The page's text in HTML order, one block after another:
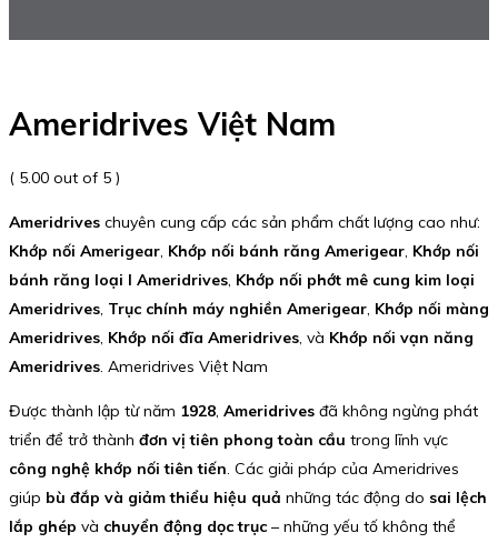
Ameridrives Việt Nam
( 5.00 out of 5 )
Ameridrives chuyên cung cấp các sản phẩm chất lượng cao như:
Khớp nối Amerigear Khớp nối bánh răng Amerigear Khớp nối
bánh răng loại I Ameridrives Khớp nối phớt mê cung kim loại
Ameridrives Trục chính máy nghiền Amerigear Khớp nối màng
Ameridrives Khớp nối đĩa Ameridrives , và Khớp nối vạn năng
Ameridrives . Ameridrives Việt Nam
Được thành lập từ năm 1928 Ameridrives đã không ngừng phát
triển để trở thành đơn vị tiên phong toàn cầu trong lĩnh vực
công nghệ khớp nối tiên tiến . Các giải pháp của Ameridrives
giúp bù đắp và giảm thiểu hiệu quả những tác động do sai lệch
lắp ghép và chuyển động dọc trục – những yếu tố không thể